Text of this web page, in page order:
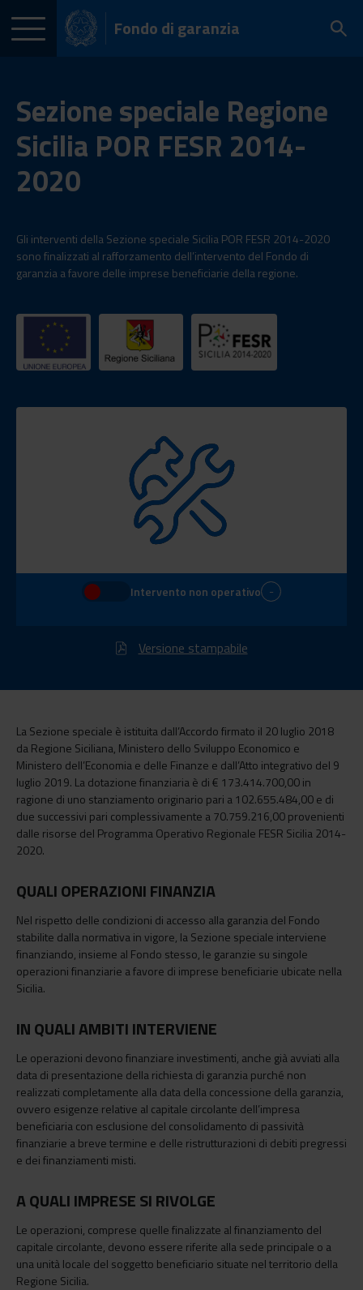
Fondo di garanzia
Sezione speciale Regione
Sicilia POR FESR 2014-
2020
Gli interventi della Sezione speciale Sicilia POR FESR 2014-2020
sono finalizzati al rafforzamento dell’intervento del Fondo di
garanzia a favore delle imprese beneficiarie della regione.
Intervento non operativo -
Versione stampabile
La Sezione speciale è istituita dall’Accordo firmato il 20 luglio 2018
da Regione Siciliana, Ministero dello Sviluppo Economico e
Ministero dell’Economia e delle Finanze e dall’Atto integrativo del 9
luglio 2019. La dotazione finanziaria è di € 173.414.700,00 in
ragione di uno stanziamento originario pari a 102.655.484,00 e di
due successivi pari complessivamente a 70.759.216,00 provenienti
dalle risorse del Programma Operativo Regionale FESR Sicilia 2014-
2020.
QUALI OPERAZIONI FINANZIA
Nel rispetto delle condizioni di accesso alla garanzia del Fondo
stabilite dalla normativa in vigore, la Sezione speciale interviene
finanziando, insieme al Fondo stesso, le garanzie su singole
operazioni finanziarie a favore di imprese beneficiarie ubicate nella
Sicilia.
IN QUALI AMBITI INTERVIENE
Le operazioni devono finanziare investimenti, anche già avviati alla
data di presentazione della richiesta di garanzia purché non
realizzati completamente alla data della concessione della garanzia,
ovvero esigenze relative al capitale circolante dell’impresa
beneficiaria con esclusione del consolidamento di passività
finanziarie a breve termine e delle ristrutturazioni di debiti pregressi
e dei finanziamenti misti.
A QUALI IMPRESE SI RIVOLGE
Le operazioni, comprese quelle finalizzate al finanziamento del
capitale circolante, devono essere riferite alla sede principale o a
una unità locale del soggetto beneficiario situate nel territorio della
Regione Sicilia.